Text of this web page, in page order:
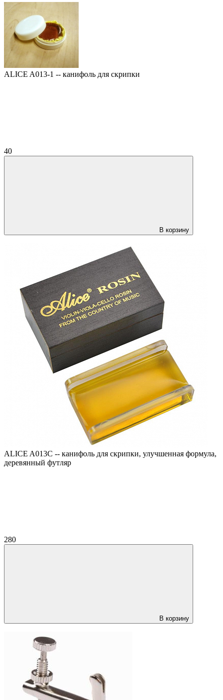
ALICE A013-1 -- канифоль для скрипки
40
В корзину
ALICE A013C -- канифоль для скрипки, улучшенная формула,
деревянный футляр
280
В корзину